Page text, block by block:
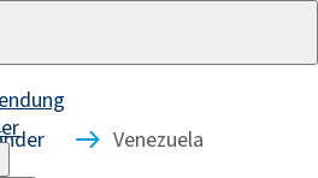
Venezuela